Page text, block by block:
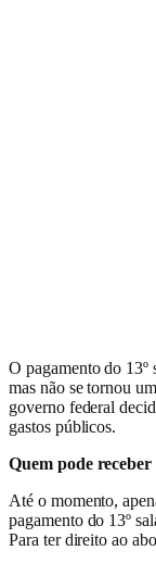
O pagamento do
mas não se tornou
governo federal
gastos públicos.
Quem pode
Até o momento,
pagamento do 13º
Para ter direito ao